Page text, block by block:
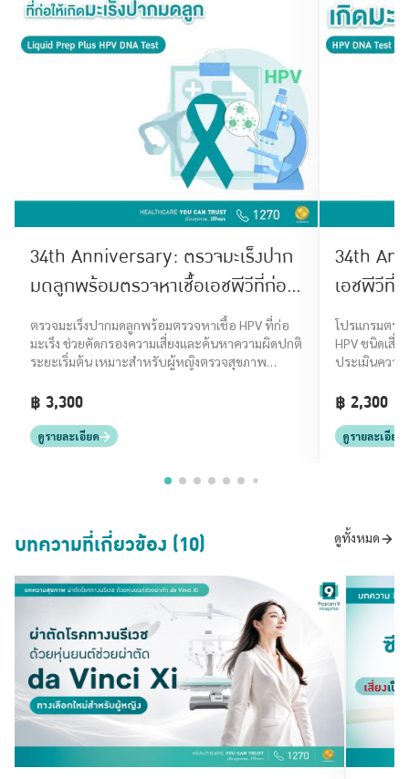
34th Anniversary: ตรวจมะเร็งปาก
มดลูกพร้อมตรวจหาเชื้อเอชพีวีที่ก่อ
ให้เกิดมะเร็งปากมดลูก (Liquid Prep
Plus HPV DNA Cervical
Screening)
ตรวจมะเร็งปากมดลูกพร้อมตรวจหาเชื้อ HPV ที่ก่อ
มะเร็ง ช่วยคัดกรองความเสี่ยงและค้นหาความผิดปกติ
ระยะเริ่มต้น เหมาะสำหรับผู้หญิงตรวจสุขภาพ
฿ 3,300
ดูรายละเอียด
34th
เอชพีวีที่
(HPV
โปรแกรมตรว
HPV ชนิดเสี่
ประเมินควา
฿ 2,300
ดูรายละเอียด
บทความที่เกี่ยวข้อง (10) ดูทั้งหมด